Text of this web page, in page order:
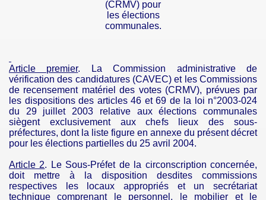
(CRMV) pour
lesélections
communales.
Article premier. La Commission administrative de
vérification des candidatures (CAVEC) et les Commissions
de recensement matériel des votes (CRMV), prévues par
les dispositions des articles 46 et 69 de la loi n°2003-024
du 29 juillet 2003 relative aux élections communales
siègent exclusivement aux chefs lieux des sous-
préfectures, dont la liste figure en annexe du présent décret
pour les élections partielles du 25 avril 2004.
Article 2. Le Sous-Préfetde la circonscription concernée,
doit mettre à la disposition desdites commissions
respectives les locaux appropriés et un secrétariat
technique comprenant le personnel, le mobilier et le